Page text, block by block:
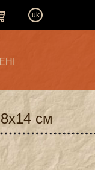
uk
см